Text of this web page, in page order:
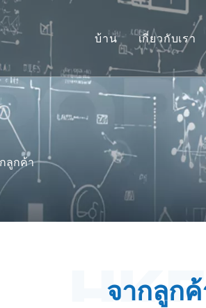
บ้าน เกี่ยวกับเรา
ลูกค้า
จากลูก